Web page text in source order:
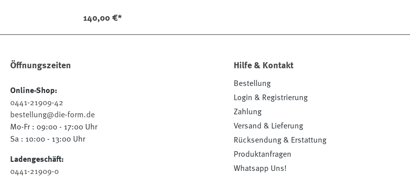
140,00 €*
Öffnungszeiten
Online-Shop:
0441-21909-42
bestellung@die-form.de
Mo-Fr : 09:00 - 17:00 Uhr
Sa : 10:00 - 13:00 Uhr
Ladengeschäft:
0441-21909-0
Hilfe & Kontakt
Bestellung
Login & Registrierung
Zahlung
Versand & Lieferung
Rücksendung & Erstattung
Produktanfragen
Whatsapp Uns!